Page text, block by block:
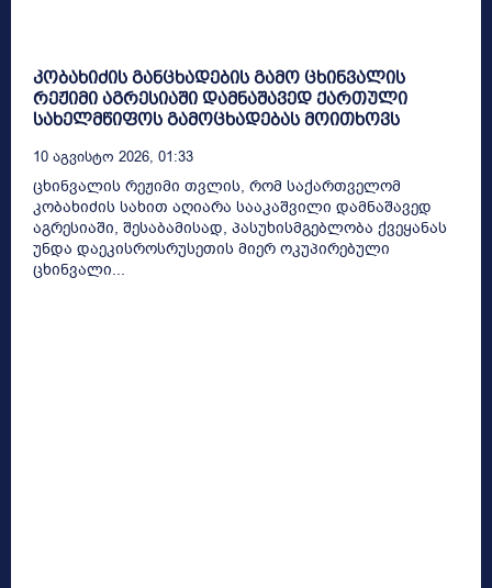
კობახიძის განცხადების გამო ცხინვალის
რეჟიმი აგრესიაში დამნაშავედ ქართული
სახელმწიფოს გამოცხადებას მოითხოვს
10 Აგვისტო 2026, 01:33
ცხინვალის რეჟიმი თვლის, რომ საქართველომ
კობახიძის სახით აღიარა სააკაშვილი დამნაშავედ
აგრესიაში, შესაბამისად, პასუხისმგებლობა ქვეყანას
უნდა დაეკისროსრუსეთის მიერ ოკუპირებული
ცხინვალი...